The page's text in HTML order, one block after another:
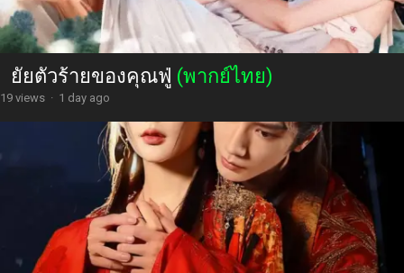
ยัยตัวร้ายของคุณฟู่ (พากย์ไทย)
19 views · 1 day ago